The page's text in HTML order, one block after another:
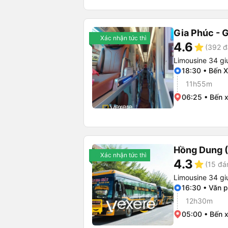
Xác nhận tức thì Gia Phúc -
4.6star (392
Limousine 34
18:30 • Bến
11h55m
06:25 • Bến
Xác nhận tức thì Hồng Dung
4.3star (15
Limousine 34
16:30 • Văn
12h30m
05:00 • Bến